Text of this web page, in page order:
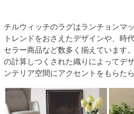
チルウィッチのラグはランチョンマ
トレンドをおさえたデザインや、時
セラー商品など数多く揃えています
の計算しつくされた織りによってデ
ンテリア空間にアクセントをもらたら